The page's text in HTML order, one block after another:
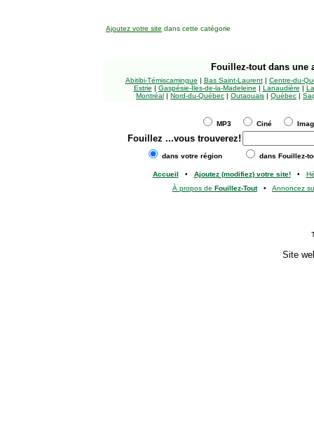
Ajoutez votre site dans cette catégorie
Fouillez-tout dans une
Abitibi-Témiscamingue | Bas Saint-Laurent| Centre-du-
Estrie | Gaspésie-Îles-de-la-Madeleine | Lanaudière |
Montréal | Nord-du-Québec | Outaouais | Québec |
MP3 Ciné
Fouillez ...vous trouverez!
dans votre région dans Fouillez-
Accueil • Ajoutez (modifiez) votre site!•
À propos de Fouillez-Tout• Annoncez
Site